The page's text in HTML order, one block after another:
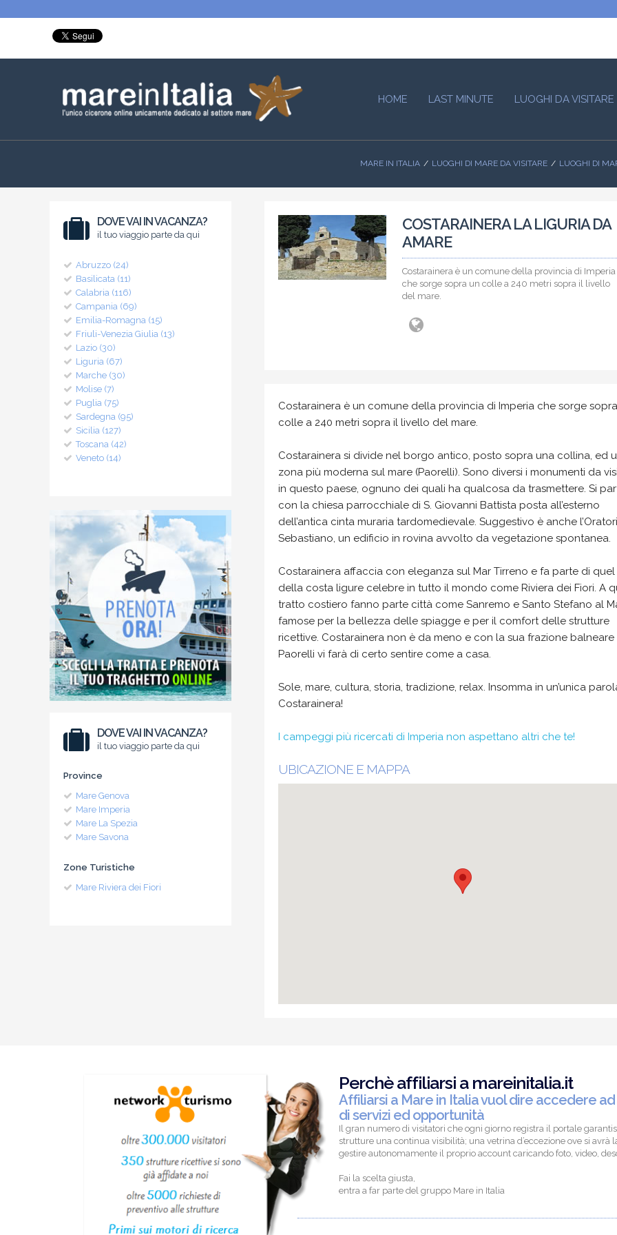
HOME LAST MINUTE LUOGHI DA VISITARE
MARE IN ITALIA LUOGHI DI MARE DA VISITARE LUOGHI DI
DOVE VAI IN VACANZA?
il tuo viaggio parte da qui
Abruzzo (24)
Basilicata (11)
Calabria (116)
Campania (69)
Emilia-Romagna (15)
Friuli-Venezia Giulia (13)
Lazio (30)
Liguria (67)
Marche (30)
Molise (7)
Puglia (75)
Sardegna (95)
Sicilia (127)
Toscana (42)
Veneto (14)
DOVE VAI IN VACANZA?
il tuo viaggio parte da qui
Province
Mare Genova
Mare Imperia
Mare La Spezia
Mare Savona
Zone Turistiche
Mare Riviera dei Fiori
COSTARAINERA LA LIGURIA DA
AMARE
Costarainera è un comune della provincia di Imperia
che sorge sopra un colle a 240 metri sopra il livello
del mare.
Costarainera è un comune della provincia di Imperia che sorge
colle a 240 metri sopra il livello del mare.
Costarainera si divide nel borgo antico, posto sopra una collina, ed
zona più moderna sul mare (Paorelli). Sono diversi i monumenti da
in questo paese, ognuno dei quali ha qualcosa da trasmettere. Si
con la chiesa parrocchiale di S. Giovanni Battista posta all’esterno
dell’antica cinta muraria tardomedievale. Suggestivo è anche
Sebastiano, un edificio in rovina avvolto da vegetazione spontanea.
Costarainera affaccia con eleganza sul Mar Tirreno e fa parte di
della costa ligure celebre in tutto il mondo come Riviera dei Fiori. A
tratto costiero fanno parte città come Sanremo e Santo Stefano al
famose per la bellezza delle spiagge e per il comfort delle strutture
ricettive. Costarainera non è da meno e con la sua frazione balneare
Paorelli vi farà di certo sentire come a casa.
Sole, mare, cultura, storia, tradizione, relax. Insomma in un’unica
Costarainera!
I campeggi più ricercati di Imperia non aspettano altri che te!
UBICAZIONE E MAPPA
Perchè affiliarsi a mareinitalia.it
Affiliarsi a Mare in Italia vuol dire accedere
di servizi ed opportunità
Il gran numero di visitatori che ogni giorno registra il portale
strutture una continua visibilità; una vetrina d’eccezione ove si avrà
gestire autonomamente il proprio account caricando foto, video,
Fai la scelta giusta,
entra a far parte del gruppo Mare in Italia